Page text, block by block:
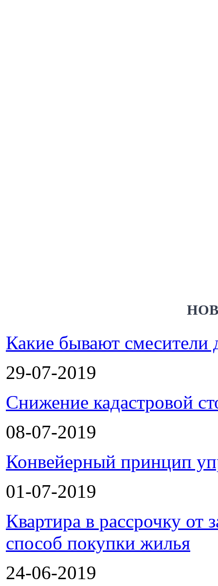
Какие бывают смесители
29-07-2019
Снижение кадастровой
08-07-2019
Конвейерный принцип
01-07-2019
Квартира в рассрочку
способ покупки жилья
24-06-2019